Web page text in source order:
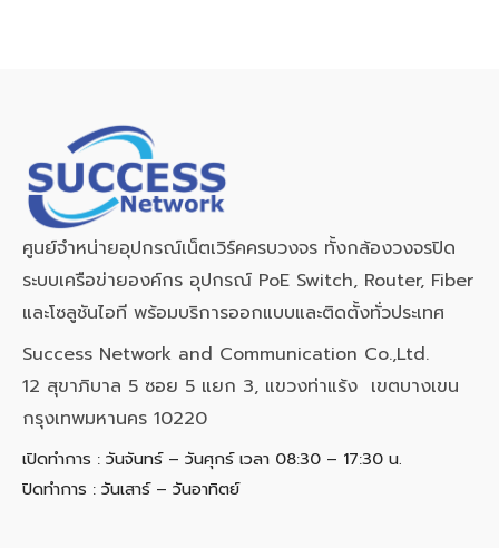
ศูนย์จำหน่ายอุปกรณ์เน็ตเวิร์คครบวงจร ทั้งกล้องวงจรปิด
ระบบเครือข่ายองค์กร อุปกรณ์ PoE Switch, Router, Fiber
และโซลูชันไอที พร้อมบริการออกแบบและติดตั้งทั่วประเทศ
Success Network and Communication Co.,Ltd.
12 สุขาภิบาล 5 ซอย 5 แยก 3, แขวงท่าแร้ง เขตบางเขน
กรุงเทพมหานคร 10220
เปิดทำการ : วันจันทร์ – วันศุกร์ เวลา 08:30 – 17:30 น.
ปิดทำการ : วันเสาร์ – วันอาทิตย์